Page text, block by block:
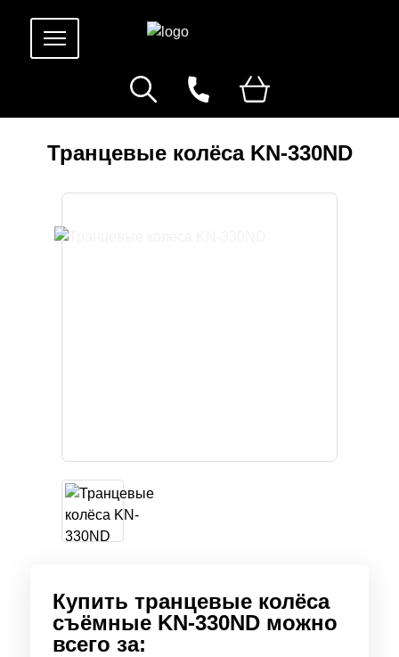
Транцевые колёса KN-330ND
Купить транцевые колёса
съёмные KN-330ND можно
всего за: